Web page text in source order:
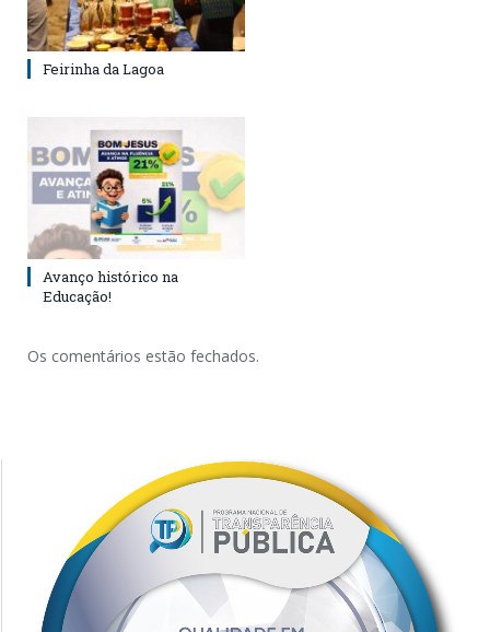
Feirinha da Lagoa
Avanço histórico na
Educação!
Os comentários estão fechados.